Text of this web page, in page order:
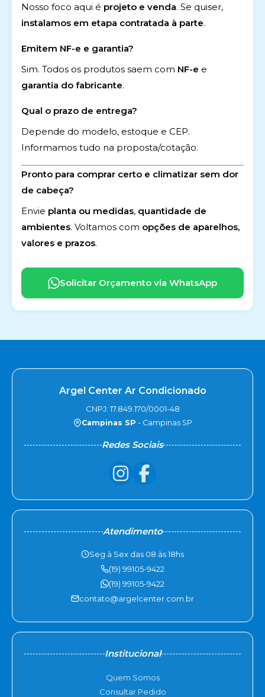
Nosso foco aqui é projeto e venda. Se quiser,
instalamos em etapa contratada à parte.
Emitem NF-e e garantia?
Sim. Todos os produtos saem com NF-e e
garantia do fabricante.
Qual o prazo de entrega?
Depende do modelo, estoque e CEP.
Informamos tudo na proposta/cotação.
Pronto para comprar certo e climatizar sem dor
de cabeça?
Envie planta ou medidas, quantidade de
ambientes. Voltamos com opções de aparelhos,
valores e prazos.
Solicitar Orçamento via WhatsApp
Argel Center Ar Condicionado
CNPJ: 17.849.170/0001-48
Campinas SP - Campinas SP
Redes Sociais
Atendimento
Seg à Sex das 08 às 18hs
(19) 99105-9422
(19) 99105-9422
contato@argelcenter.com.br
Institucional
Quem Somos
Consultar Pedido